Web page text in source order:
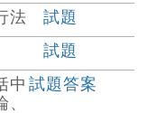
法
試題
試題
中 試題答案